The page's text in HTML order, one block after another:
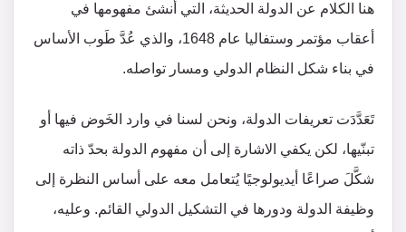
هنا الكلام عن الدولة الحديثة، التي أُنشئ مفهومها في
أعقاب مؤتمر وستفاليا عام 1648، والذي عُدَّ طَوب الأساس
في بناء شكل النظام الدولي ومسار تواصله.
تَعَدَّدَت تعريفات الدولة، ونحن لسنا في وارد الخَوض فيها أو
تبنّيها، لكن يكفي الاشارة إلى أن مفهوم الدولة بحدّ ذاته
شكَّلَ صراعًا أيديولوجيًا يُتعامل معه على أساس النظرة إلى
وظيفة الدولة ودورها في التشكيل الدولي القائم. وعليه،